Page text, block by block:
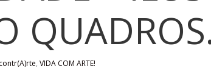
, VIDA COM ARTE!